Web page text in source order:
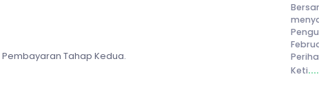
Pembayaran Tahap Kedua.
Keti